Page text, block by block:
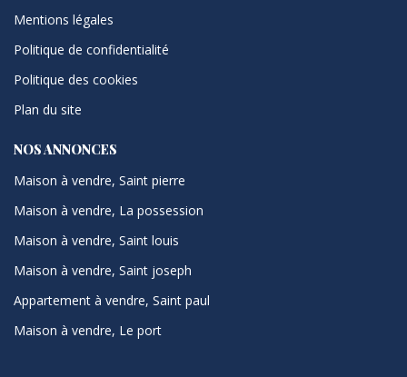
Mentions légales
Politique de confidentialité
Politique des cookies
Plan du site
NOS ANNONCES
Maison à vendre, Saint pierre
Maison à vendre, La possession
Maison à vendre, Saint louis
Maison à vendre, Saint joseph
Appartement à vendre, Saint paul
Maison à vendre, Le port